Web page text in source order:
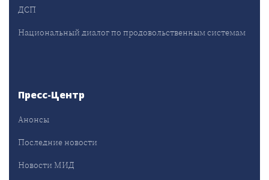
ДСП
Национальный диалог по продовольственным системам
Пресс-Центр
Анонсы
Последние новости
Новости МИД